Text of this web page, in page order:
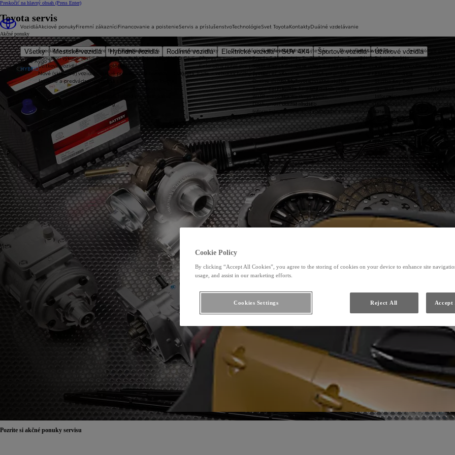
Preskočiť na hlavný obsah (Press Enter)
Vozidlá
Všetky Mestské vozidlá Hybridné vozidlá Rodinné vozidlá Elektrické vozidlá SUV 4X4 Športové vozidlá
Úžitkové vozidlá
Nové Aygo X
HYBRID
Akciové ponuky
Špeciálna ponuka
Bonus pri výkupe vozidla
Úžitkové vozidlá
Nové (skladové) vozidlá
Jazdené a predvádzacie vozidlá
Firemní zákazníci
Program pre firmy Toyota Business
Program pre firmy Toyota Business
Technológie
Celkové prevádzkové náklady (TCO)
Kontakt s predstaviteľom Toyota
Príslušenstvo pre podnikanie
Najlepší hybrid pre podnikanie
Katalóg
Toyota prestavby
Základné informácie
Financovanie a poistenie
Financovanie
Operatívny leasing KINTO ONE
Poistenie
Servis a príslušenstvo
Sezónne ponuky
Připravte svoje vozidlo na jar
Celoročný hotel pre pneumatiky
Toyota Trade – veľkoobchodný predaj
Servis a údržba
Toyota Servis
Služba Key Box
Jazdené vozidlá
Informácia pre servisy
Originálne diely
Originálne príslušenstvo
Zabezpečenie vozidiel
Akciové ťažné zariadenia
Príslušenstvo po modeloch
Toyota ProTect
Akciové pakety príslušenstva
Cenníky príslušenstva
Toyota Car Care
Toyota HomeCharge
Technológie
Technológie a konektivita
Toyota T-Mate
Súťaž Toyota Car Care
Systém eCall
Online služby/MyToyota
Apple CarPlay™ a Android Auto®
WLTP metodika merania emisii
Dostupnosť online služieb
Informácie o prevencii a nakladaní s odpadovými batériami
Technológia pohonu
Hybridné
Let's go
Svet Toyota
Svet Toyota
Novinky Toyota
Kontaktné údaje
Kariéra
O nas
Toyota vo svete
Toyota Way
Udržateľnosť
Kontakty
Kontaktujte nás
Zvažujem kúpu Toyoty
Objednávka do servisu
Dopyt po príslušenstve a náhradnom diely
Ostatné služby
Testovacia jazda
Duálné vzdelávanie
Toyota servis
Akčné ponuky
Pozrite si akčné ponuky servisu
Cookie Policy
By clicking “Accept All Cookies”, you agree to the storing of cookies on your device to enhance site
usage, and assist in our marketing efforts.
Reject All Accept
Cookies Settings